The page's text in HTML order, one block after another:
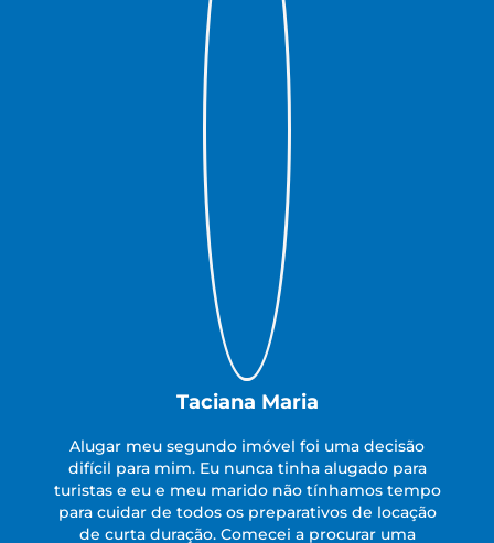
Taciana Maria
Alugar meu segundo imóvel foi uma decisão
difícil para mim. Eu nunca tinha alugado para
turistas e eu e meu marido não tínhamos tempo
para cuidar de todos os preparativos de locação
de curta duração. Comecei a procurar uma